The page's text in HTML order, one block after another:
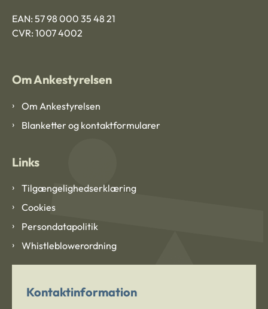
EAN: 57 98 000 35 48 21
CVR: 1007 4002
Om Ankestyrelsen
Om Ankestyrelsen
Blanketter og kontaktformularer
Links
Tilgængelighedserklæring
Cookies
Persondatapolitik
Whistleblowerordning
Kontaktinformation